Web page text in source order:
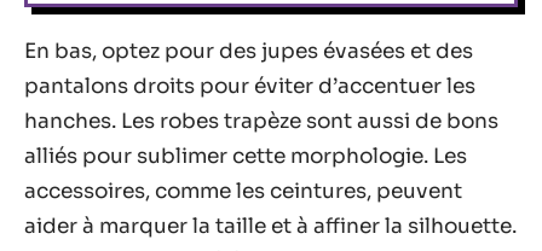
En bas, optez pour des jupes évasées et des
pantalons droits pour éviter d’accentuer les
hanches. Les robes trapèze sont aussi de bons
alliés pour sublimer cette morphologie. Les
accessoires, comme les ceintures, peuvent
aider à marquer la taille et à affiner la silhouette.